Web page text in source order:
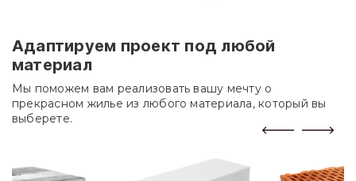
Адаптируем проект под любой
материал
Мы поможем вам реализовать вашу мечту о
прекрасном жилье из любого материала, который вы
выберете.